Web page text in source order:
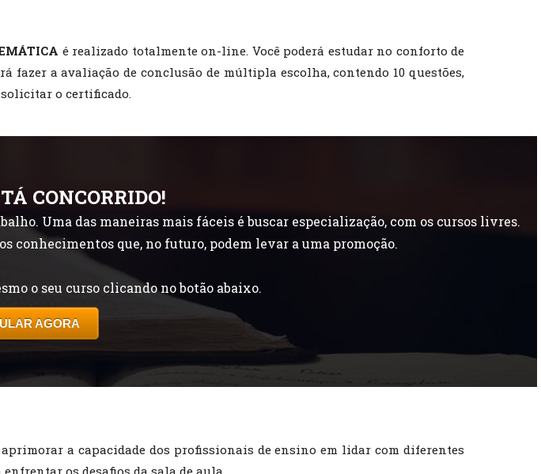
é realizado totalmente on-line. Você poderá estudar no conforto de
fazer a avaliação de conclusão de múltipla escolha, contendo 10 questões,
solicitar o certificado.
CONCORRIDO!
Uma das maneiras mais fáceis é buscar especialização, com os cursos livres.
conhecimentos que, no futuro, podem levar a uma promoção.
o seu curso clicando no botão abaixo.
AGORA
a capacidade dos profissionais de ensino em lidar com diferentes
os desafios da sala de aula.